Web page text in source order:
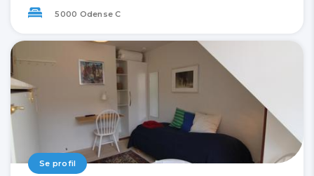
5000 Odense C
Se profil